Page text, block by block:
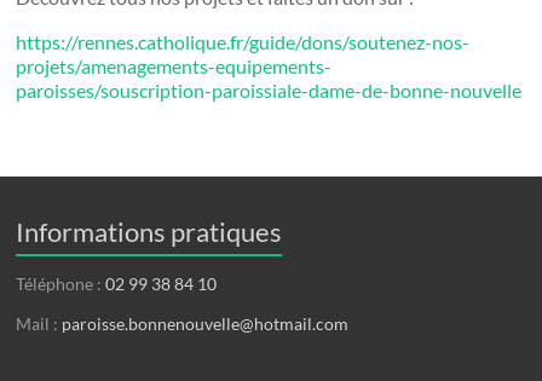
https://rennes.catholique.fr/guide/dons/soutenez-nos-
projets/amenagements-equipements-
paroisses/souscription-paroissiale-dame-de-bonne-nouvelle
Informations pratiques
Téléphone :02 99 38 84 10
Mail : paroisse.bonnenouvelle@hotmail.com